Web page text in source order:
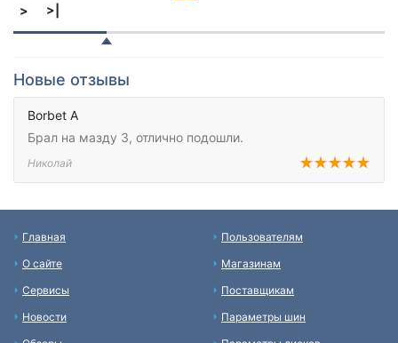
>
>|
Новые отзывы
Borbet A
Брал на мазду 3, отлично подошли.
Николай
Главная
О сайте
Сервисы
Новости
Пользователям
Магазинам
Поставщикам
Параметры шин